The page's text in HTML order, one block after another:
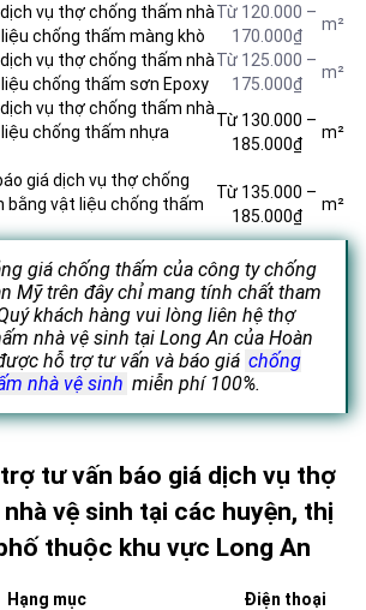
vụ thợ chống thấm nhà
chống thấm màng khò
Từ 120.000 –
170.000₫
m²
vụ thợ chống thấm nhà
chống thấm sơn Epoxy
Từ 125.000 –
175.000₫
m²
vụ thợ chống thấm nhà
chống thấm nhựa
Từ 130.000 –
185.000₫
m²
giá dịch vụ thợ chống
bằng vật liệu chống thấm
Từ 135.000 –
185.000₫
m²
giá chống thấm của công ty chống
Mỹ trên đây chỉ mang tính chất tham
khách hàng vui lòng liên hệ thợ
nhà vệ sinh tại Long An của Hoàn
hỗ trợ tư vấn và báo giá chống
nhà vệ sinh miễn phí 100%.
tư vấn báo giá dịch vụ thợ
vệ sinh tại các huyện, thị
thuộc khu vực Long An
Hạng mục Điện thoại